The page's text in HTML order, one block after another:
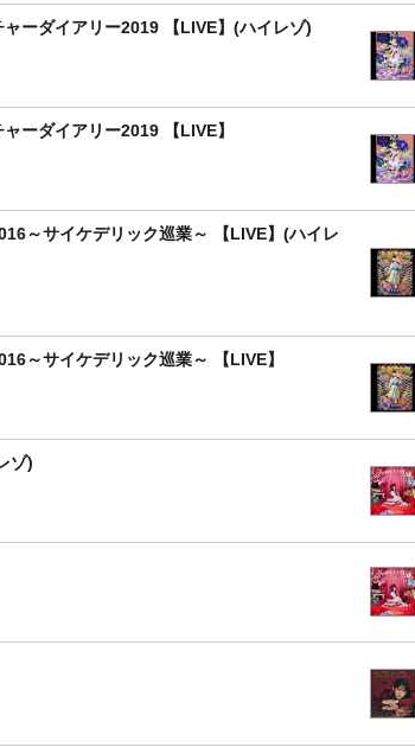
ーダイアリー2019 【LIVE】(ハイレゾ)
ーダイアリー2019 【LIVE】
～サイケデリック巡業～ 【LIVE】(ハイレ
～サイケデリック巡業～ 【LIVE】
ゾ)